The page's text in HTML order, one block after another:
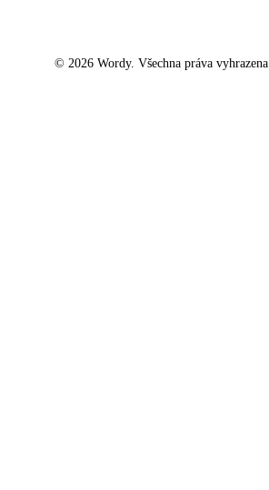
© 2026 Wordy. Všechna práva vyhrazena.